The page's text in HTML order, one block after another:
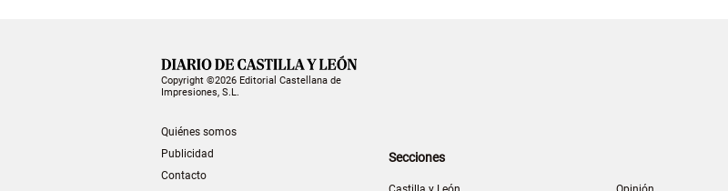
Copyright ©2026 Editorial Castellana de
Impresiones, S.L.
Quiénes somos
Publicidad
Contacto
Secciones